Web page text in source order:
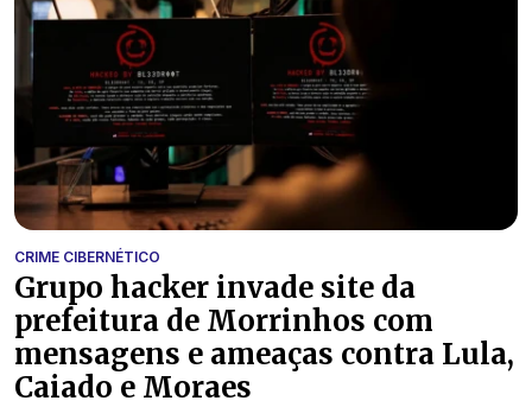
CRIME CIBERNÉTICO
Grupo hacker invade site da
prefeitura de Morrinhos com
mensagens e ameaças contra Lula,
Caiado e Moraes